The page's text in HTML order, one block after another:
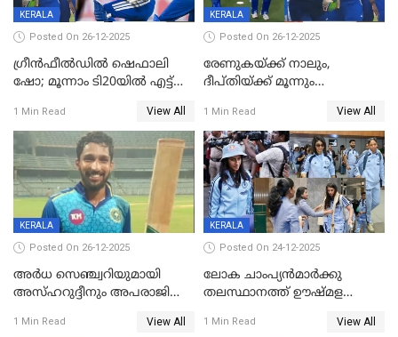
KERALA
Posted On 26-12-2025
ഗ്രീന്‍ഫീല്‍ഡില്‍ ഷെഫാലി
ഷോ; മൂന്നാം ടി20യിൽ എട്ട്
വനിതകള്‍ക്കെതിരായ ടി20
പരമ്പര ഇന്ത്യക്ക്
1 Min Read View All
KERALA
Posted On 26-12-2025
രേണുകയ്ക്ക് നാലും,
ദീപ്തിയ്ക്ക് മൂന്നും
ടി20യിലും ശ്രീലങ്കയ്ക്ക്
ബാറ്റിംഗ് തകര്‍ച്ച; ഇന്ത്യയ്ക്ക്
വിജയലക്ഷ്യം 113 റൺസ്
1 Min Read View All
KERALA
Posted On 26-12-2025
അർധ സെഞ്ച്വറിയുമായി
അസ്ഹറുദ്ദീനും അപരാജിതും
റൺസ് വിജയലക്ഷ്യമുയർത്തി
1 Min Read View All
KERALA
Posted On 24-12-2025
ലോക ചാംപ്യൻമാർക്കു
തലസ്ഥാനത്ത് ഊഷ്മള
മത്സരം ജയിച്ചാൽ ഇന്ത്യയ്ക്കു
1 Min Read View All